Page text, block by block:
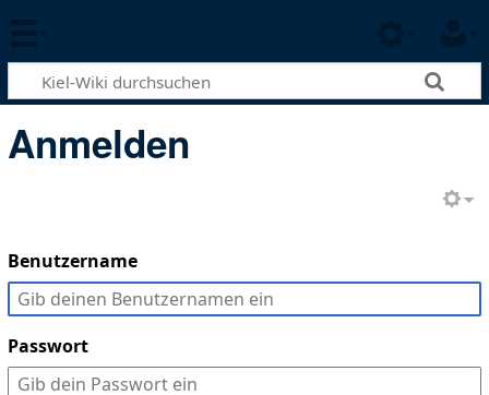
Anmelden
Benutzername
Passwort